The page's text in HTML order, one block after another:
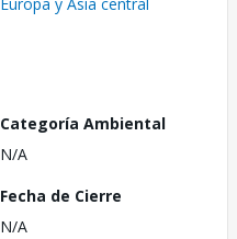
Categoría Ambiental
N/A
Fecha de Cierre
N/A